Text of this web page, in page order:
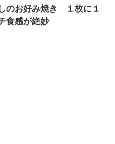
のお好み焼き １枚に１
食感が絶妙